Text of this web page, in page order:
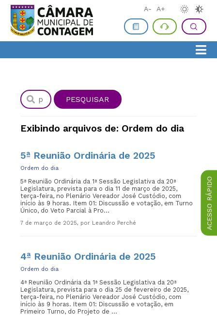
ACESSO RÁPIDO
A- A+
Exibindo arquivos de: Ordem do dia
5ª Reunião Ordinária de 2025
Ordem do dia
5ª Reunião Ordinária da 1ª Sessão Legislativa da 20ª
Legislatura, prevista para o dia 11 de março de 2025,
terça-feira, no Plenário Vereador José Custódio, com
início às 9 horas. Item 01: Discussão e votação, em Turno
Único, do Veto Parcial à Pro...
7 de março de 2025, por Leandro Perché
4ª Reunião Ordinária de 2025
Ordem do dia
4ª Reunião Ordinária da 1ª Sessão Legislativa da 20ª
Legislatura, prevista para o dia 25 de fevereiro de 2025,
terça-feira, no Plenário Vereador José Custódio, com
início às 9 horas. Item 01: Discussão e votação, em
Primeiro Turno, do Projeto de ...